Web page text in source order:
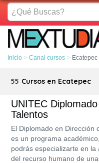
¿Qué
Buscas?
Inicio Canal cursos Ecatepec
55 Cursos en Ecatepec
UNITEC
Talentos
El Diplomado en Dirección
es un programa
podrás especializarte en
del recurso humano de